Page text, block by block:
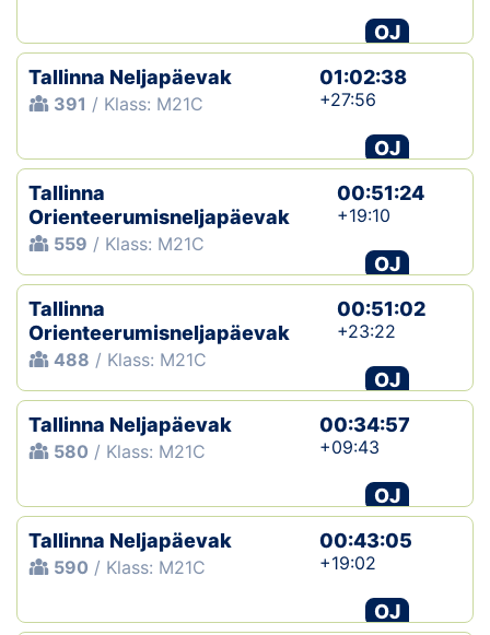
OJ
Tallinna Neljapäevak
391 / Klass: M21C
01:02:38
+27:56
OJ
Tallinna
Orienteerumisneljapäevak
559 / Klass: M21C
00:51:24
+19:10
OJ
Tallinna
Orienteerumisneljapäevak
488 / Klass: M21C
00:51:02
+23:22
OJ
Tallinna Neljapäevak
580 / Klass: M21C
00:34:57
+09:43
OJ
Tallinna Neljapäevak
590 / Klass: M21C
00:43:05
+19:02
OJ